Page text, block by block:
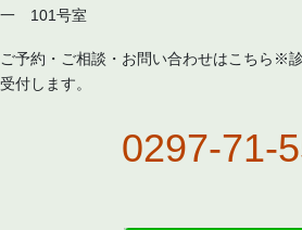
一 101号室
ご予約・ご相談・お問い合わせはこちら※
受付します。
0297-71-